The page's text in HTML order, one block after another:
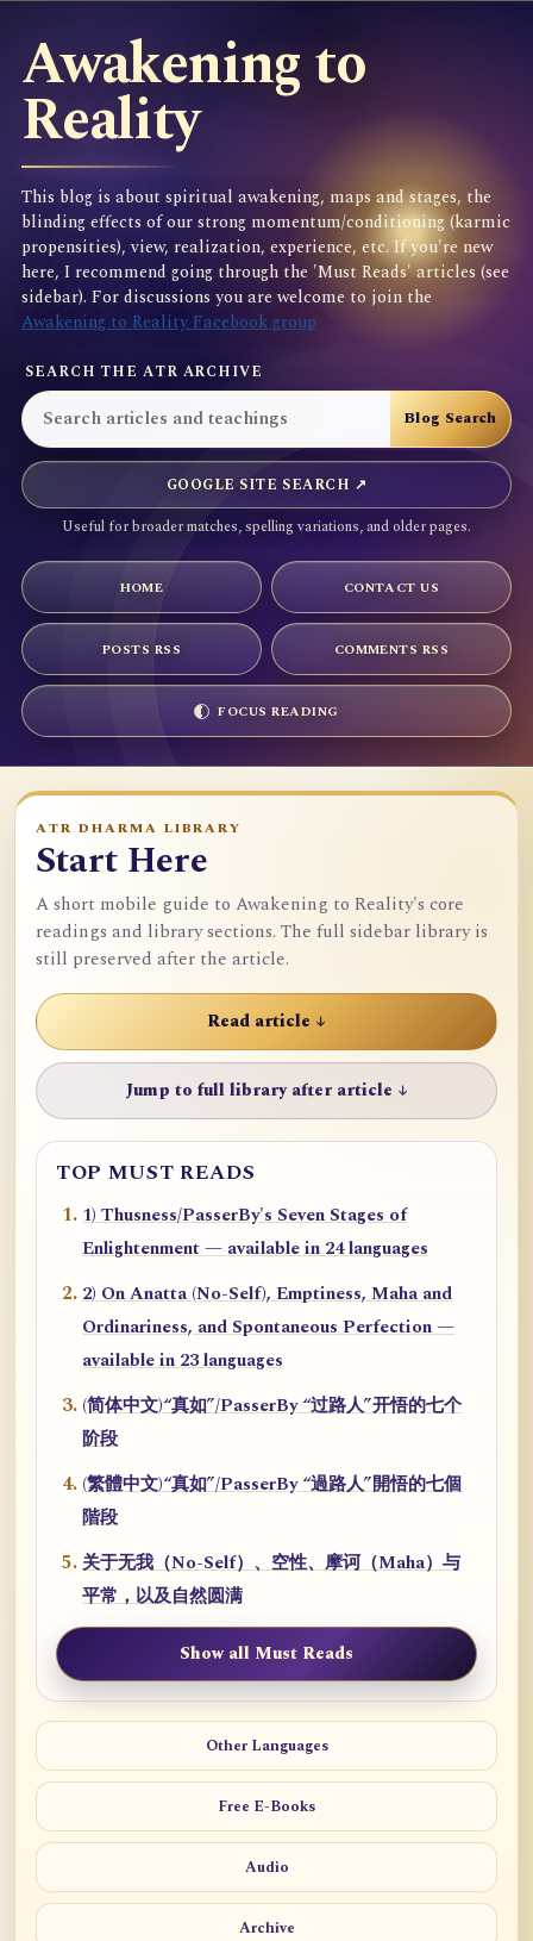
Awakening to
Reality
This blog is about spiritual awakening, maps and stages, the
blinding effects of our strong momentum/conditioning (karmic
propensities), view, realization, experience, etc. If you're new
here, I recommend going through the 'Must Reads' articles (see
sidebar). For discussions you are welcome to join the
Awakening to Reality Facebook group
SEARCH THE ATR ARCHIVE
GOOGLE SITE SEARCH ↗
Useful for broader matches, spelling variations, and older pages.
HOME CONTACT US
POSTS RSS COMMENTS RSS
FOCUS READING
ATR DHARMA LIBRARY
Start Here
A short mobile guide to Awakening to Reality's core
readings and library sections. The full sidebar library is
still preserved after the article.
Read article ↓
Jump to full library after article ↓
TOP MUST READS
1) Thusness/PasserBy's Seven Stages of
Enlightenment — available in 24 languages
2) On Anatta (No-Self), Emptiness, Maha and
Ordinariness, and Spontaneous Perfection —
available in 23 languages
(简体中文)“真如”/PasserBy “过路人”开悟的七个
阶段
(繁體中文)“真如”/PasserBy “過路人”開悟的七個
階段
关于无我（No-Self）、空性、摩诃（Maha）与
平常，以及自然圆满
Show all Must Reads
Other Languages
Free E-Books
Audio
Archive